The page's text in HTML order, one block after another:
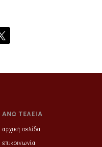
ΑΝΩ ΤΕΛΕΙΑ
αρχική σελίδα
επικοινωνία